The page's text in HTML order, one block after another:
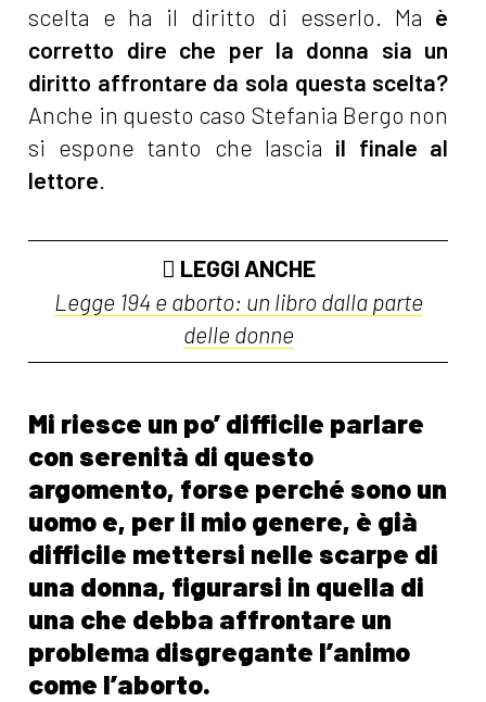
scelta e ha il diritto di esserlo. Ma è
corretto dire che per la donna sia un
diritto affrontare da sola questa scelta?
Anche in questo caso Stefania Bergo non
si espone tanto che lascia il finale al
lettore.
LEGGI ANCHE
Legge 194 e aborto: un libro dalla parte
delle donne
Mi riesce un po’ difficile parlare
con serenità di questo
argomento, forse perché sono un
uomo e, per il mio genere, è già
difficile mettersi nelle scarpe di
una donna, figurarsi in quella di
una che debba affrontare un
problema disgregante l’animo
come l’aborto.